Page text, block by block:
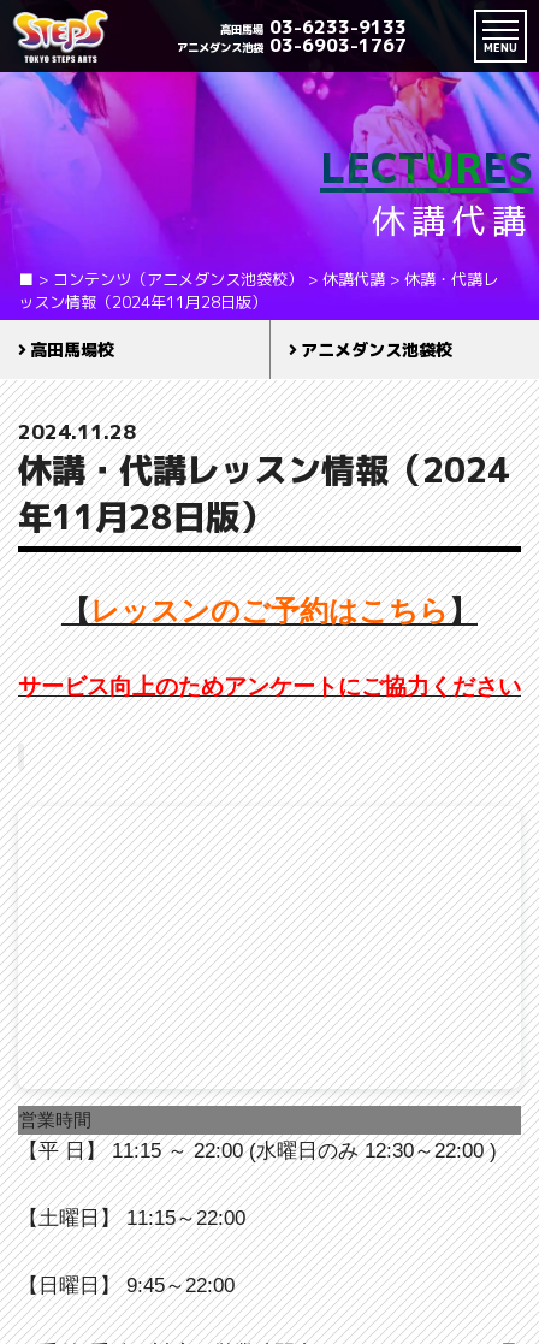
高田馬場 03-6233-9133
アニメダンス池袋 03-6903-1767 MENU
LECTURES
休講代講
■ > コンテンツ（アニメダンス池袋校） > 休講代講 > 休講・代講レ
ッスン情報（2024年11月28日版）
高田馬場校 アニメダンス池袋校
2024.11.28
休講・代講レッスン情報（2024
年11月28日版）
【レッスンのご予約はこちら】
サービス向上のためアンケートにご協力ください
営業時間
【平 日】 11:15 ～ 22:00 (水曜日のみ 12:30～22:00 )
【土曜日】 11:15～22:00
【日曜日】 9:45～22:00